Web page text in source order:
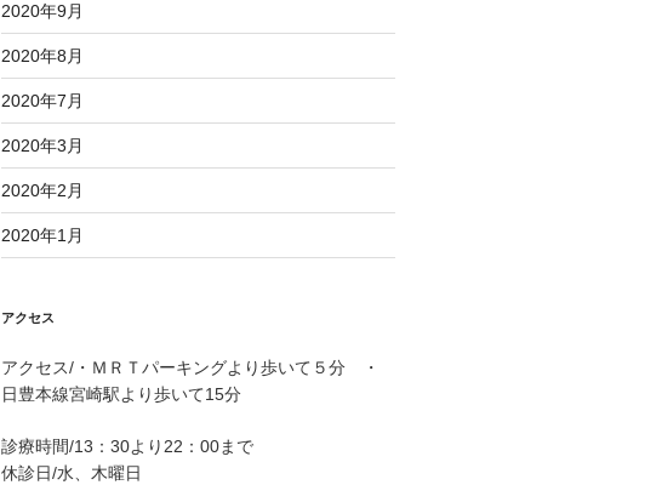
2020年9月
2020年8月
2020年7月
2020年3月
2020年2月
2020年1月
アクセス
アクセス/・ＭＲＴパーキングより歩いて５分 ・
日豊本線宮崎駅より歩いて15分
診療時間/13：30より22：00まで
休診日/水、木曜日